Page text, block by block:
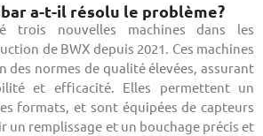
a-t-il résolu le problème?
trois nouvelles machines dans les
de BWX depuis 2021. Ces machines
des normes de qualité élevées, assurant
et efficacité. Elles permettent un
formats, et sont équipées de capteurs
un remplissage et un bouchage précis et